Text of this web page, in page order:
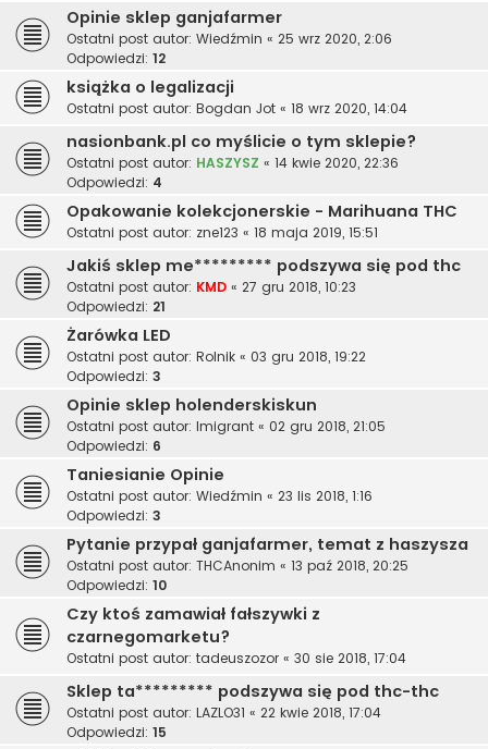
Opinie sklep ganjafarmer
Ostatni post autor: Wiedźmin « 25 wrz 2020, 2:06
Odpowiedzi: 12
książka o legalizacji
Ostatni post autor: Bogdan Jot « 18 wrz 2020, 14:04
nasionbank.pl co myślicie o tym sklepie?
Ostatni post autor: HASZYSZ « 14 kwie 2020, 22:36
Odpowiedzi: 4
Opakowanie kolekcjonerskie - Marihuana THC
Ostatni post autor: zne123 « 18 maja 2019, 15:51
Jakiś sklep me********* podszywa się pod thc
Ostatni post autor: KMD « 27 gru 2018, 10:23
Odpowiedzi: 21
Żarówka LED
Ostatni post autor: Rolnik « 03 gru 2018, 19:22
Odpowiedzi: 3
Opinie sklep holenderskiskun
Ostatni post autor: Imigrant « 02 gru 2018, 21:05
Odpowiedzi: 6
Taniesianie Opinie
Ostatni post autor: Wiedźmin « 23 lis 2018, 1:16
Odpowiedzi: 3
Pytanie przypał ganjafarmer, temat z haszysza
Ostatni post autor: THCAnonim « 13 paź 2018, 20:25
Odpowiedzi: 10
Czy ktoś zamawiał fałszywki z
czarnegomarketu?
Ostatni post autor: tadeuszozor « 30 sie 2018, 17:04
Sklep ta********* podszywa się pod thc-thc
Ostatni post autor: LAZLO31 « 22 kwie 2018, 17:04
Odpowiedzi: 15